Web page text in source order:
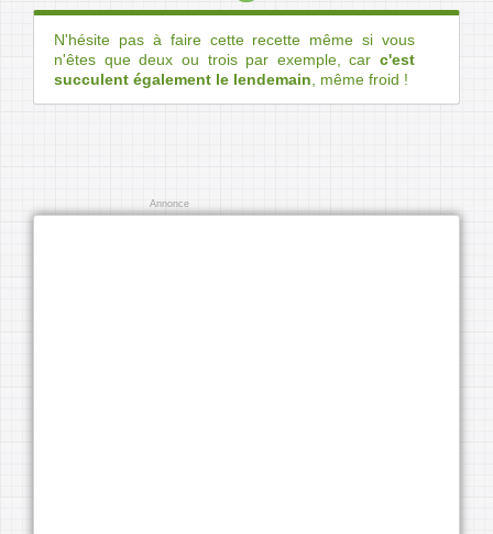
N'hésite pas à faire cette recette même si vous
n'êtes que deux ou trois par exemple, car c'est
succulent également le lendemain , même froid !